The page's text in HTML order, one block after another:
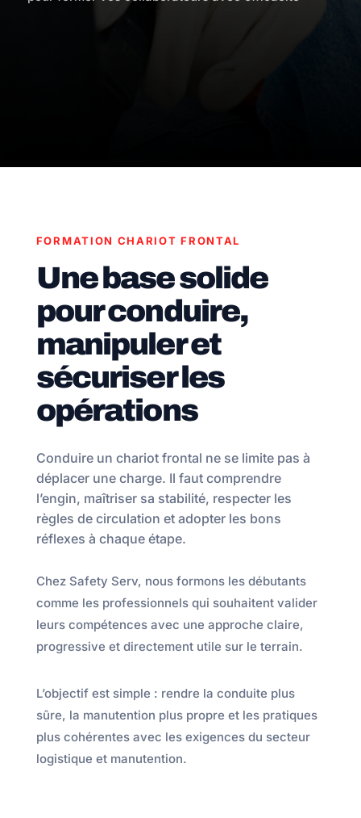
FORMATION CHARIOT FRONTAL
Une base solide
pour conduire,
manipuler et
sécuriser les
opérations
Conduire un chariot frontal ne se limite pas à
déplacer une charge. Il faut comprendre
l’engin, maîtriser sa stabilité, respecter les
règles de circulation et adopter les bons
réflexes à chaque étape.
Chez Safety Serv, nous formons les débutants
comme les professionnels qui souhaitent valider
leurs compétences avec une approche claire,
progressive et directement utile sur le terrain.
L’objectif est simple : rendre la conduite plus
sûre, la manutention plus propre et les pratiques
plus cohérentes avec les exigences du secteur
logistique et manutention.